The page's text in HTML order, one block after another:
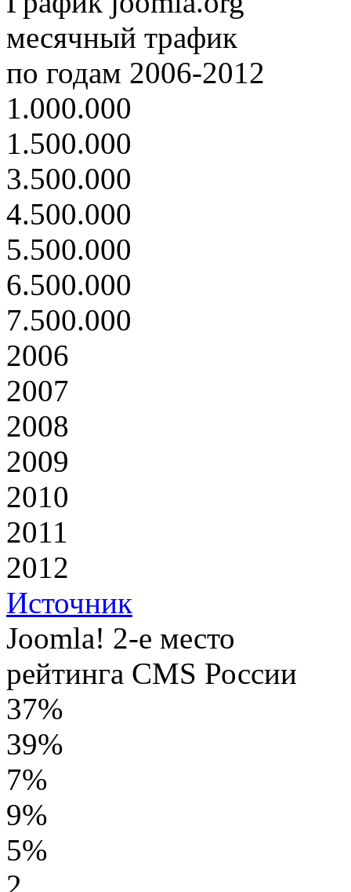
месячный трафик
по годам 2006-2012
1.000.000
1.500.000
3.500.000
4.500.000
5.500.000
6.500.000
7.500.000
2006
2007
2008
2009
2010
2011
2012
Источник
Joomla! 2-е место
рейтинга CMS России
37%
39%
7%
9%
5%
2